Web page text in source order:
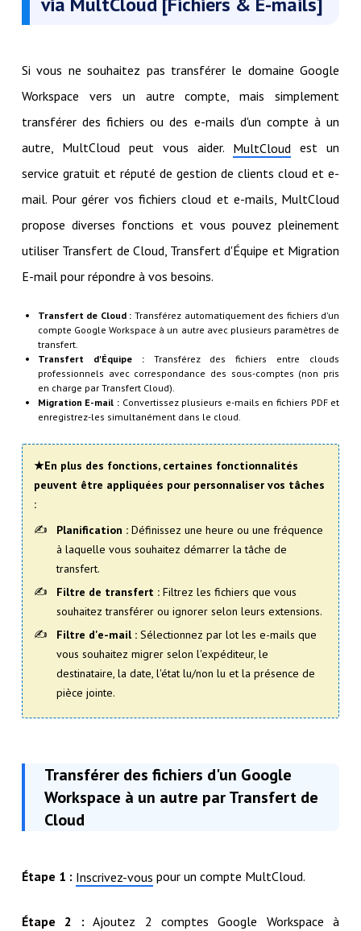
Si vous ne souhaitez pas transférer le domaine Google
Workspace vers un autre compte, mais simplement
transférer des fichiers ou des e-mails d'un compte à un
autre, MultCloud peut vous aider. MultCloud est un
service gratuit et réputé de gestion de clients cloud et e-
mail. Pour gérer vos fichiers cloud et e-mails, MultCloud
propose diverses fonctions et vous pouvez pleinement
utiliser Transfert de Cloud, Transfert d'Équipe et Migration
E-mail pour répondre à vos besoins.
Transfert de Cloud : Transférez automatiquement des fichiers d'un
compte Google Workspace à un autre avec plusieurs paramètres de
transfert.
Transfert d'Équipe :Transférez des fichiers entre clouds
professionnels avec correspondance des sous-comptes (non pris
en charge par Transfert Cloud).
Migration E-mail : Convertissez plusieurs e-mails en fichiers PDF et
enregistrez-les simultanément dans le cloud.
★En plus des fonctions, certaines fonctionnalités
peuvent être appliquées pour personnaliser vos tâches
:
Planification :Définissez une heure ou une fréquence
à laquelle vous souhaitez démarrer la tâche de
transfert.
Filtre de transfert :Filtrez les fichiers que vous
souhaitez transférer ou ignorer selon leurs extensions.
Filtre d'e-mail :Sélectionnez par lot les e-mails que
vous souhaitez migrer selon l'expéditeur, le
destinataire, la date, l'état lu/non lu et la présence de
pièce jointe.
Transférer des fichiers d'un Google
Workspace à un autre par Transfert de
Cloud
Étape 1 : Inscrivez-vous pour un compte MultCloud.
Étape 2 : Ajoutez 2 comptes Google Workspace à